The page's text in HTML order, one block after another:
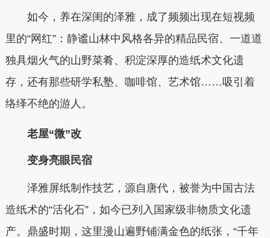
如今，养在深闺的泽雅，成了频频出现在短视频
里的“网红”：静谧山林中风格各异的精品民宿、一道道
独具烟火气的山野菜肴、积淀深厚的造纸术文化遗
存，还有那些研学私塾、咖啡馆、艺术馆……吸引着
络绎不绝的游人。
老屋“微”改
变身亮眼民宿
泽雅屏纸制作技艺，源自唐代，被誉为中国古法
造纸术的“活化石”，如今已列入国家级非物质文化遗
产。鼎盛时期，这里漫山遍野铺满金色的纸张，“千年